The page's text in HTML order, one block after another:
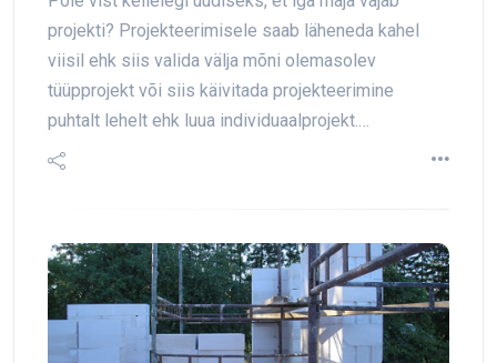
projekti? Projekteerimisele saab läheneda kahel
viisil ehk siis valida välja mõni olemasolev
tüüpprojekt või siis käivitada projekteerimine
puhtalt lehelt ehk luua individuaalprojekt.…